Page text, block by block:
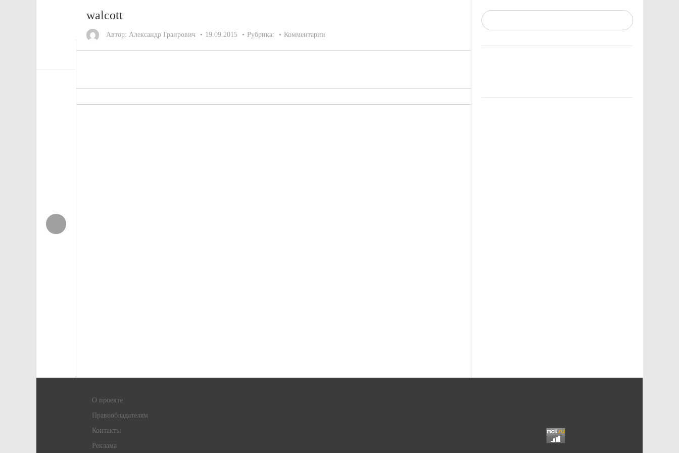
walcott
Автор: Александр Граирович 19.09.2015 Рубрика: Комментарии
О проекте
Правообладателям
Контакты
Реклама